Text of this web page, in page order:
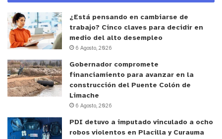
responsables de la circulación viral somos
nosotros. Si nos cuidamos y no quebrantamos los
protocolos, vamos a protegernos más”, manifestó
Fernando Espinoza en su mensaje a los vecinos
quillotanos.
Junto a Fernando Espinoza, también fueron
distinguidos Olga Cisternas Cisternas, Guillermo
Corominas Lauga, Carlos Erazo Orellana, Luis
Zamora García , Joaquín Morales Calderón, los
¿Está pensando en cambiarse de
trabajo? Cinco claves para decidir en
medio del alto desempleo
6 Agosto, 2026
Gobernador compromete
financiamiento para avanzar en la
construcción del Puente Colón de
Limache
6 Agosto, 2026
PDI detuvo a imputado vinculado a ocho
robos violentos en Placilla y Curauma